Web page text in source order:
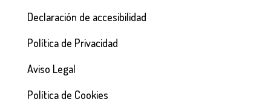
Declaración de accesibilidad
Política de Privacidad
Aviso Legal
Política de Cookies